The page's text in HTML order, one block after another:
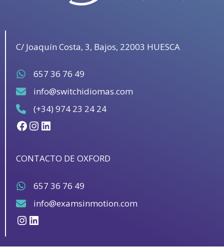
C/ Joaquín Costa, 3, Bajos, 22003 HUESCA
657 36 76 49
info@switchidiomas.com
(+34) 974 23 24 24
Facebook
Instagram
LinkedIn
CONTACTO DE OXFORD
657 36 76 49
info@examsinmotion.com
Instagram
LinkedIn